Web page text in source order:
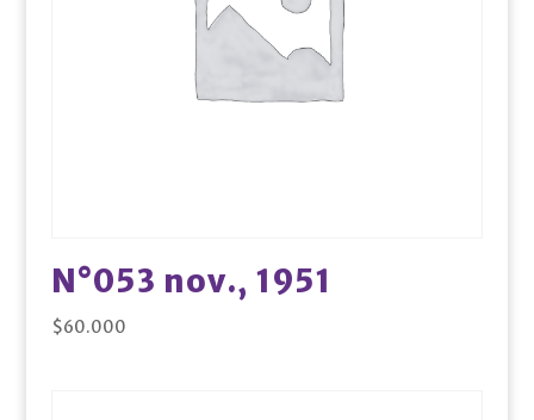
N°053 nov., 1951
$60.000